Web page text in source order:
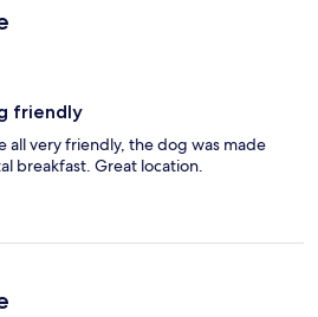
friendly
all very friendly, the dog was made
breakfast. Great location.